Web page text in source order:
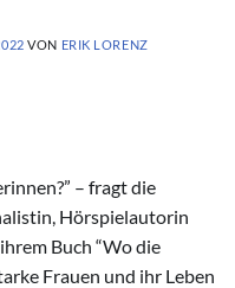
VON ERIK LORENZ
– fragt die
Hörspielautorin
Buch “Wo die
Frauen und ihr Leben